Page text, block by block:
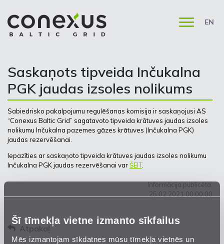
Šī tīmekļa vietne izmanto sīkfailus
Mēs izmantojam sīkdatnes mūsu tīmekļa vietnēs un
EN
Saskaņots tipveida Inčukalna
PGK jaudas izsoles nolikums
Sabiedrisko pakalpojumu regulēšanas komisija ir saskaņojusi AS
“Conexus Baltic Grid” sagatavoto tipveida krātuves jaudas izsoles
nolikumu Inčukalna pazemes gāzes krātuves (Inčukalna PGK)
jaudas rezervēšanai.
Iepazīties ar saskaņoto tipveida krātuves jaudas izsoles nolikumu
Inčukalna PGK jaudas rezervēšanai varŠEIT.
Informācija publicēta:
25.02.2021 00:00:00
Atpakaļ